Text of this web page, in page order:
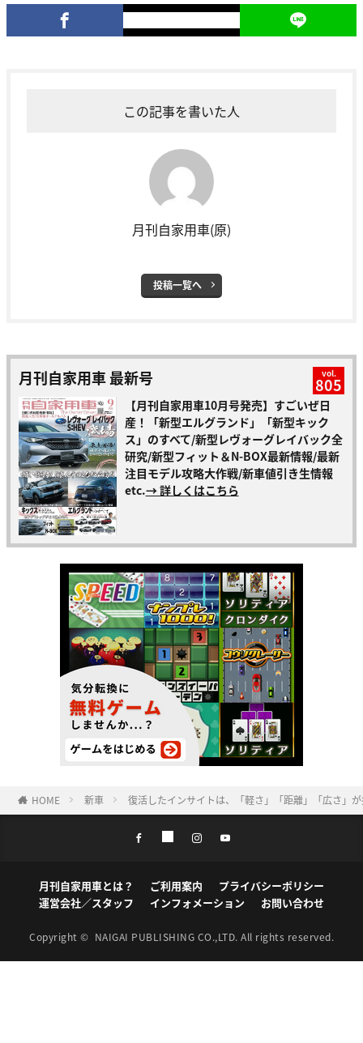
この記事を書いた人
月刊自家用車(原)
投稿一覧へ
月刊自家用車 最新号 vol.
805
【月刊自家用車10月号発売】すごいぜ日
産！「新型エルグランド」「新型キック
ス」のすべて/新型レヴォーグレイバック全
研究/新型フィット＆N-BOX最新情報/最新
注目モデル攻略大作戦/新車値引き生情報
etc.→ 詳しくはこちら
HOME 新車 復活したインサイトは、「軽さ」「距離」「広さ」
月刊自家用車とは？ ご利用案内
プライバシーポリシー
運営会社／スタッフ
インフォメーション お問い合わせ
Copyright © NAIGAI PUBLISHING CO.,LTD. All rights reserved.